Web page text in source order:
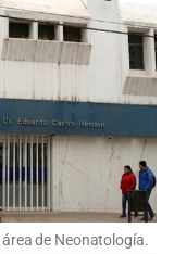
de Neonatología.